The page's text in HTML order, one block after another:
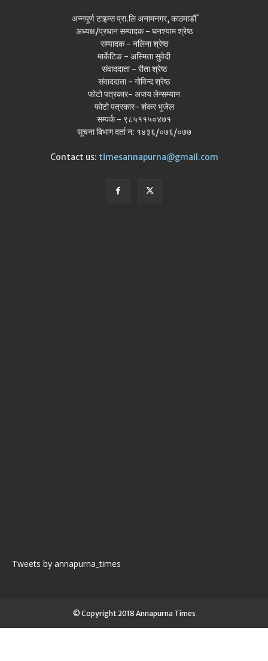
अन्नपूर्ण टाइम्स प्रा.लि अनामनगर, काठमाडौँ
अध्यक्ष/प्रधान सम्पादक - घनश्याम श्रेष्ठ
सम्पादक - नलिना श्रेष्ठ
मार्केटिङ - अस्मिता सुवेदी
संवाददाता - रीता श्रेष्ठ
संवाददाता - गोविन्द श्रेष्ठ
फोटो पत्रकार- अजय लेन्सम्यान
फोटो पत्रकार- शंकर भुजेल
सम्पर्क - ९८५११५०४७१
सूचना बिभाग दर्ता न: १४३६/०७६/०७७
Contact us: timesannapurna@gmail.com
Tweets by annapurna_times
© Copyright 2018 Annapurna Times